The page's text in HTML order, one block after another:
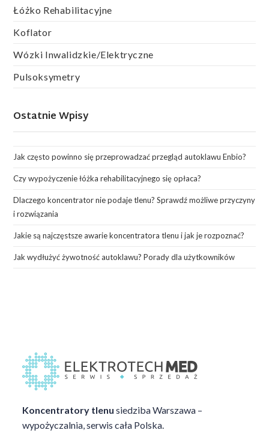
Łóżko Rehabilitacyjne
Koflator
Wózki Inwalidzkie/elektryczne
Pulsoksymetry
Ostatnie Wpisy
Jak często powinno się przeprowadzać przegląd autoklawu Enbio?
Czy wypożyczenie łóżka rehabilitacyjnego się opłaca?
Dlaczego koncentrator nie podaje tlenu? Sprawdź możliwe przyczyny
i rozwiązania
Jakie są najczęstsze awarie koncentratora tlenu i jak je rozpoznać?
Jak wydłużyć żywotność autoklawu? Porady dla użytkowników
Koncentratory tlenu siedziba Warszawa –
wypożyczalnia, serwis cała Polska.